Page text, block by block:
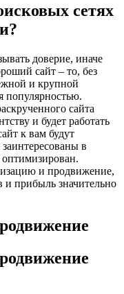
сетях
доверие, иначе
сайт – то, без
и крупной
популярностью.
сайта
и будет работать
к вам будут
в
и продвижение,
и прибыль значительно